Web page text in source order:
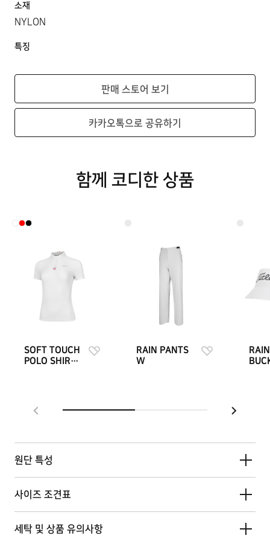
소재
NYLON
특징
판매 스토어 보기
카카오톡으로 공유하기
함께 코디한 상품
SOFT TOUCH
POLO SHIRTS
RAIN PANTS
W
RAIN
원단 특성
사이즈 조견표
세탁 및 상품 유의사항